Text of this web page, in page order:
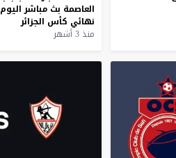
العاصمة بث مباشر اليوم
نهائي كأس الجزائر
منذ 3 أشهر